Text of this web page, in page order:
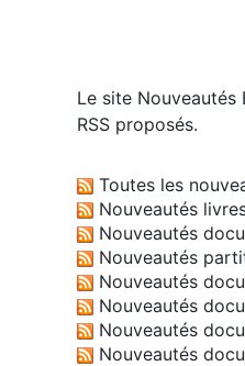
Le site Nouveautés
RSS proposés.
Toutes les
Nouveautés
Nouveautés
Nouveautés
Nouveautés
Nouveautés
Nouveautés
Nouveautés